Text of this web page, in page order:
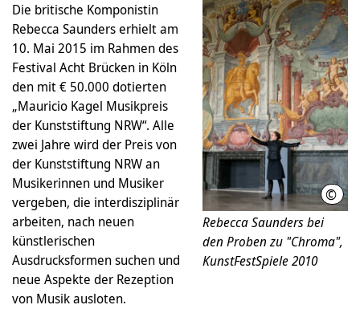
©
Rebecca Saunders bei
den Proben zu "Chroma",
KunstFestSpiele 2010
Die britische Komponistin
Rebecca Saunders erhielt am
10. Mai 2015 im Rahmen des
Festival Acht Brücken in Köln
den mit € 50.000 dotierten
„Mauricio Kagel Musikpreis
der Kunststiftung NRW“. Alle
zwei Jahre wird der Preis von
der Kunststiftung NRW an
Musikerinnen und Musiker
vergeben, die interdisziplinär
arbeiten, nach neuen
künstlerischen
Ausdrucksformen suchen und
neue Aspekte der Rezeption
von Musik ausloten.